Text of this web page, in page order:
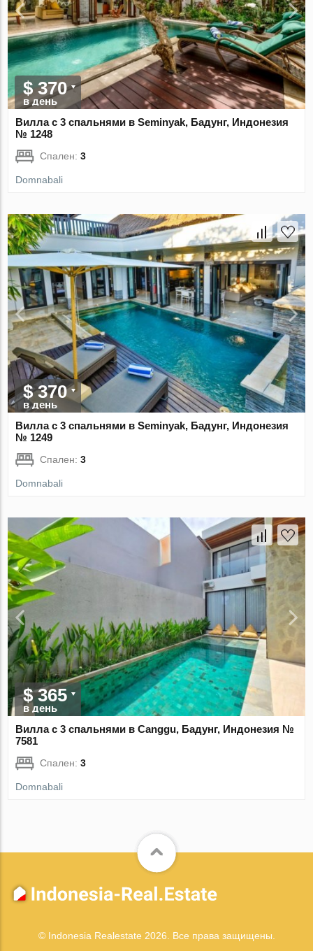
$ 370
в день
Вилла с 3 спальнями в Seminyak, Бадунг, Индонезия
№ 1248
Спален:3
Domnabali
$ 370
в день
Вилла с 3 спальнями в Seminyak, Бадунг, Индонезия
№ 1249
Спален:3
Domnabali
$ 365
в день
Вилла с 3 спальнями в Canggu, Бадунг, Индонезия №
7581
Спален:3
Domnabali
© Indonesia Realestate 2026. Все права защищены.